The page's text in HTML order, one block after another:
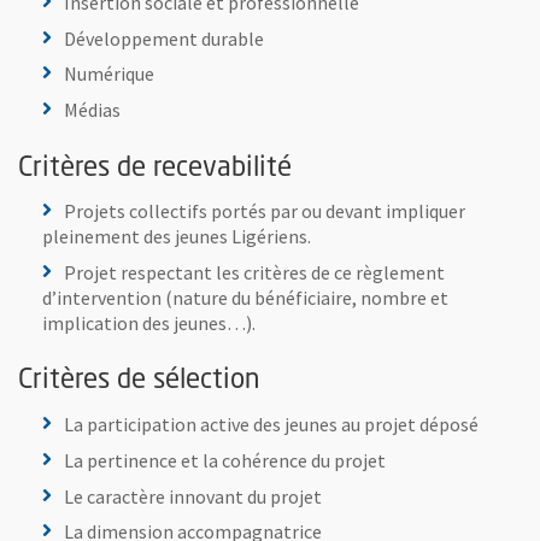
Développement durable
Numérique
Médias
Critères de recevabilité
Projets collectifs portés par ou devant impliquer
pleinement des jeunes Ligériens.
Projet respectant les critères de ce règlement
d’intervention (nature du bénéficiaire, nombre et
implication des jeunes…).
Critères de sélection
La participation active des jeunes au projet déposé
La pertinence et la cohérence du projet
Le caractère innovant du projet
La dimension accompagnatrice